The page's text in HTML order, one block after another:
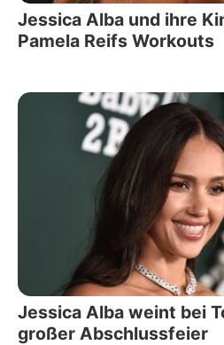
Jessica Alba und ihre
Pamela Reifs Workouts
Jessica Alba weint bei
großer Abschlussfeier